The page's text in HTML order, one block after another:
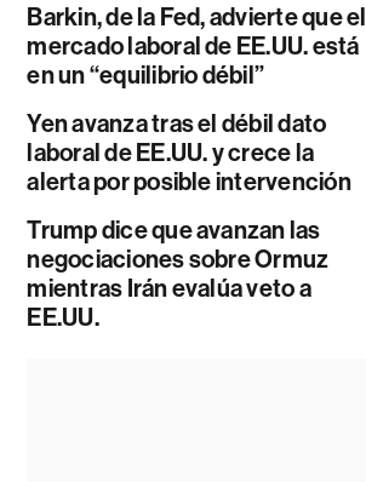
Barkin, de la Fed, advierte que el
mercado laboral de EE.UU. está
en un “equilibrio débil”
Yen avanza tras el débil dato
laboral de EE.UU. y crece la
alerta por posible intervención
Trump dice que avanzan las
negociaciones sobre Ormuz
mientras Irán evalúa veto a
EE.UU.